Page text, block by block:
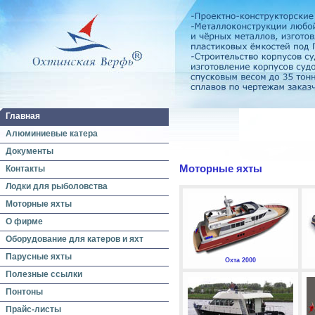
Главная
Алюминиевые катера
Документы
Контакты
Лодки для рыболовства
Моторные яхты
О фирме
Оборудование для катеров и яхт
Парусные яхты
Полезные ссылки
Понтоны
Прайс-листы
Моторные яхты
Охта 2000